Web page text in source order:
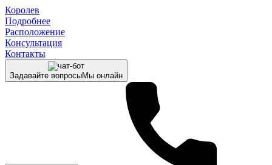
Королев
Подробнее
Расположение
Консультация
Контакты
Задавайте вопросыМы онлайн